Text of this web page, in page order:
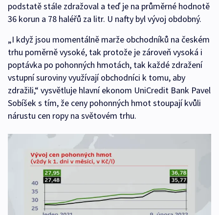
podstatě stále zdražoval a teď je na průměrné hodnotě
36 korun a 78 haléřů za litr. U nafty byl vývoj obdobný.
„I když jsou momentálně marže obchodníků na českém
trhu poměrně vysoké, tak protože je zároveň vysoká i
poptávka po pohonných hmotách, tak každé zdražení
vstupní suroviny využívají obchodníci k tomu, aby
zdražili,“ vysvětluje hlavní ekonom UniCredit Bank Pavel
Sobíšek s tím, že ceny pohonných hmot stoupají kvůli
nárustu cen ropy na světovém trhu.